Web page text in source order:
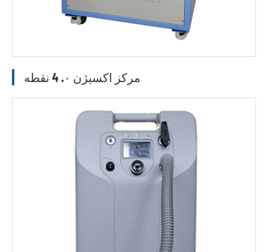
مرکز اکسیژن ۰. 4 نقطه